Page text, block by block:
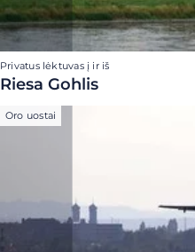
Privatus lėktuvas į ir iš
Riesa Gohlis
Oro uostai